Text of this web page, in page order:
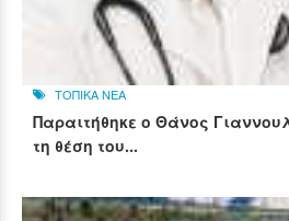
ΤΟΠΙΚΑ ΝΕΑ
Παραιτήθηκε ο Θάνος
τη θέση του...